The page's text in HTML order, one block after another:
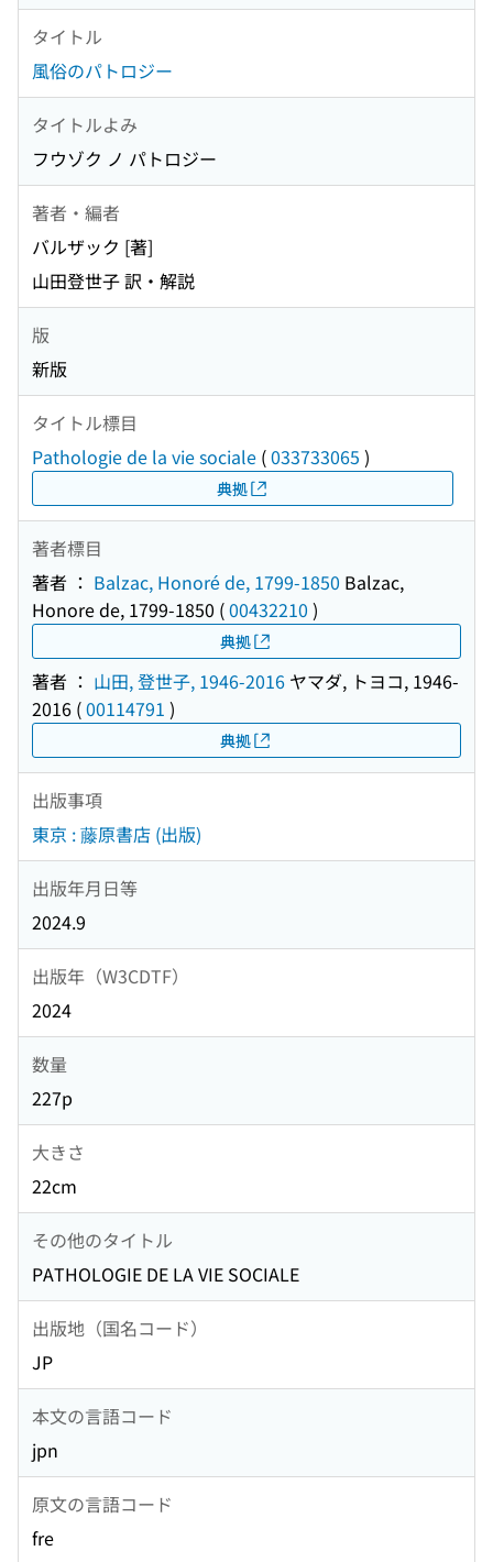
タイトル
風俗のパトロジー
タイトルよみ
フウゾク ノ パトロジー
著者・編者
バルザック [著]
山田登世子 訳・解説
版
新版
タイトル標目
Pathologie de la vie sociale (033733065 )
典拠
著者標目
著者 ： Balzac, Honoré de, 1799-1850 Balzac,
Honore de, 1799-1850 (00432210 )
典拠
著者 ： 山田, 登世子, 1946-2016 ヤマダ, トヨコ, 1946-
2016 (00114791 )
典拠
出版事項
東京 : 藤原書店 (出版)
出版年月日等
2024.9
出版年（W3CDTF）
2024
数量
227p
大きさ
22cm
その他のタイトル
PATHOLOGIE DE LA VIE SOCIALE
出版地（国名コード）
JP
本文の言語コード
jpn
原文の言語コード
fre